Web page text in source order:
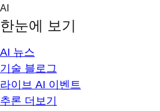
Skip
content
AI
한눈에 보기
AI 뉴스
기술 블로그
라이브 AI 이벤트
추론 더보기